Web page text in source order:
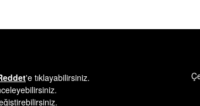
- Tüm Hakları Saklıdır.